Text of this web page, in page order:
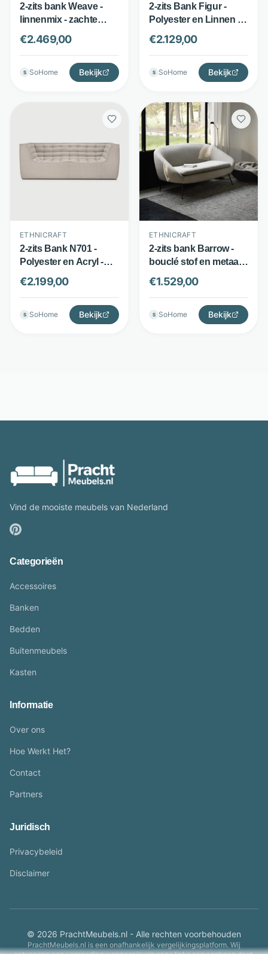
2-zits bank Weave -
linnenmix - zachte
vulling met veren en
dacron - Beige -
Ethnicraft
€2.469,00
S SoHome Bekijk
2-zits Bank Figur -
Polyester en Linnen -
Hoge Veerkracht -
Beige - Ethnicraft
€2.129,00
S SoHome Bekijk
ETHNICRAFT
2-zits Bank N701 -
Polyester en Acryl -
Design van Jacques
Deneef - Beige -
Ethnicraft
€2.199,00
S SoHome Bekijk
ETHNICRAFT
2-zits bank Barrow -
bouclé stof en metaal -
vintage design - beige
- Ethnicraft
€1.529,00
S SoHome Bekijk
Vind de mooiste meubels van Nederland
Categorieën
Accessoires
Banken
Bedden
Buitenmeubels
Kasten
Informatie
Over ons
Hoe Werkt Het?
Contact
Partners
Juridisch
Privacybeleid
Disclaimer
© 2026 PrachtMeubels.nl - Alle rechten voorbehouden
PrachtMeubels.nl is een onafhankelijk vergelijkingsplatform. Wij